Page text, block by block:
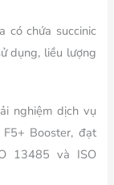
có chứa succinic
dụng, liều lượng
nghiệm dịch vụ
Booster, đạt
13485 và ISO